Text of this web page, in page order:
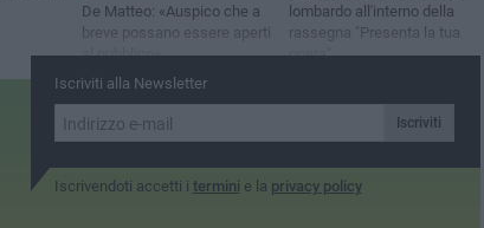
De Matteo: «Auspico che a
breve possano essere aperti
al pubblico»
lombardo all'interno della
rassegna "Presenta la tua
opera"
Iscriviti alla Newsletter
Iscriviti
Iscrivendoti accetti i termini e la privacy policy